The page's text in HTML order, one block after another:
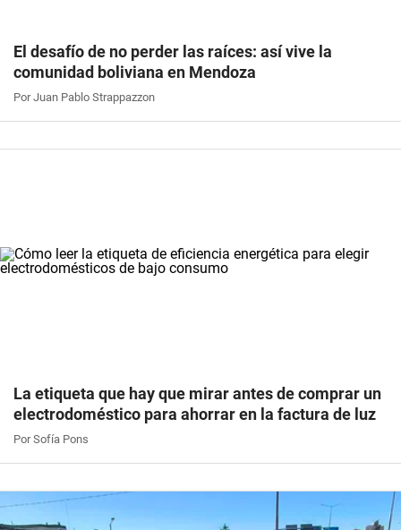
El desafío de no perder las raíces: así vive la
comunidad boliviana en Mendoza
Por Juan Pablo Strappazzon
La etiqueta que hay que mirar antes de comprar un
electrodoméstico para ahorrar en la factura de luz
Por Sofía Pons